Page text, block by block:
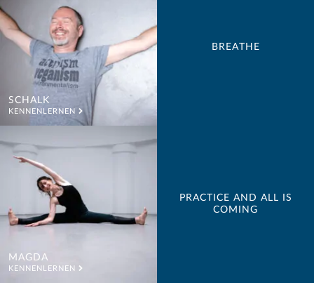
SCHALK
KENNENLERNEN
BREATHE
MAGDA
KENNENLERNEN
PRACTICE AND ALL IS
COMING